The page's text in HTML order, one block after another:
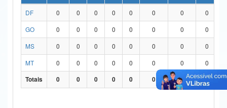
Ministério da Ciência, Tecnologia, Inovações e Comunicações
Ministério do Meio Ambiente
Ministério do Turismo
Ministério do Desenvolvimento Regional
DF
0 0 0 0 0 0 0 0
GO
0 0 0 0 0 0 0 0
MS
0 0 0 0 0 0 0 0
MT
0 0 0 0 0 0 0 0
Totais
0 0 0 0 0 0 0 0